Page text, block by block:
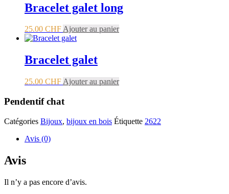
Bracelet galet long
25.00 CHFAjouter au panier
Bracelet galet
25.00 CHF Ajouter au panier
Pendentif chat
Catégories Bijoux, bijoux en bois Étiquette 2622
Avis (0)
Avis
Il n’y a pas encore d’avis.